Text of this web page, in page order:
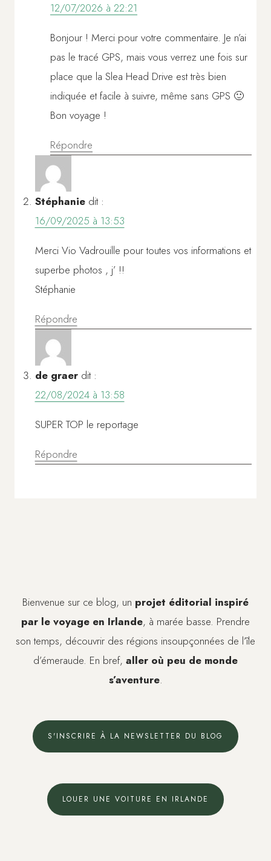
12/07/2026 à 22:21
Bonjour ! Merci pour votre commentaire. Je n’ai
pas le tracé GPS, mais vous verrez une fois sur
place que la Slea Head Drive est très bien
indiquée et facile à suivre, même sans GPS 🙂
Bon voyage !
Répondre
Stéphanie dit :
16/09/2025 à 13:53
Merci Vio Vadrouille pour toutes vos informations et
superbe photos , j’ !!
Stéphanie
Répondre
de graer dit :
22/08/2024 à 13:58
SUPER TOP le reportage
Répondre
Bienvenue sur ce blog, un projet éditorial inspiré
par le voyage en Irlande, à marée basse. Prendre
son temps, découvrir des régions insoupçonnées de l’île
d’émeraude. En bref, aller où peu de monde
s’aventure.
S'INSCRIRE À LA NEWSLETTER DU BLOG
LOUER UNE VOITURE EN IRLANDE